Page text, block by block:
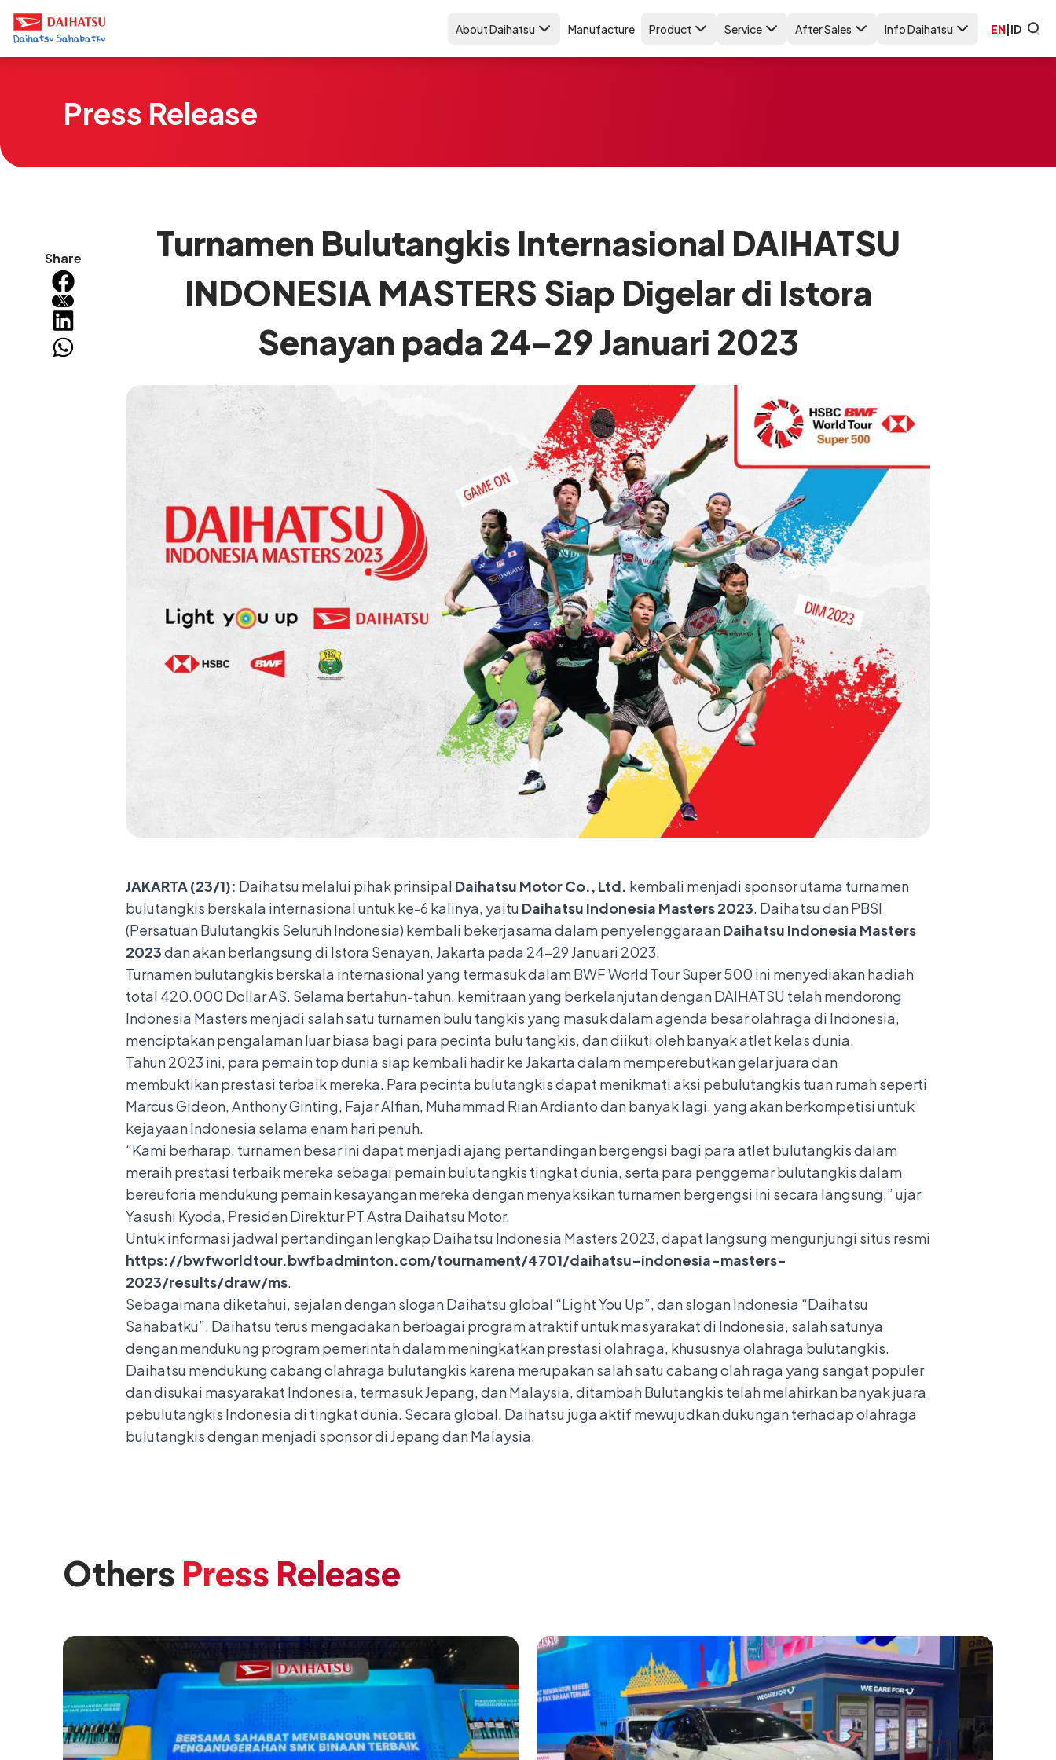
About Daihatsu Manufacture Product Service After Sales Info Daihatsu EN|ID
Press Release
Share
Turnamen Bulutangkis Internasional DAIHATSU
INDONESIA MASTERS Siap Digelar di Istora
Senayan pada 24–29 Januari 2023
JAKARTA (23/1): Daihatsu melalui pihak prinsipal Daihatsu Motor Co., Ltd. kembali menjadi sponsor utama turnamen
bulutangkis berskala internasional untuk ke-6 kalinya, yaitu Daihatsu Indonesia Masters 2023. Daihatsu dan PBSI
(Persatuan Bulutangkis Seluruh Indonesia) kembali bekerjasama dalam penyelenggaraanDaihatsu Indonesia Masters
2023dan akan berlangsung di Istora Senayan, Jakarta pada 24-29 Januari 2023.
Turnamen bulutangkis berskala internasional yang termasuk dalam BWF World Tour Super 500 ini menyediakan hadiah
total 420.000 Dollar AS. Selama bertahun-tahun, kemitraan yang berkelanjutan dengan DAIHATSU telah mendorong
Indonesia Masters menjadi salah satu turnamen bulu tangkis yang masuk dalam agenda besar olahraga di Indonesia,
menciptakan pengalaman luar biasa bagi para pecinta bulu tangkis, dan diikuti oleh banyak atlet kelas dunia.
Tahun 2023 ini, para pemain top dunia siap kembali hadir ke Jakarta dalam memperebutkan gelar juara dan
membuktikan prestasi terbaik mereka. Para pecinta bulutangkis dapat menikmati aksi pebulutangkis tuan rumah seperti
Marcus Gideon, Anthony Ginting, Fajar Alfian, Muhammad Rian Ardianto dan banyak lagi, yang akan berkompetisi untuk
kejayaan Indonesia selama enam hari penuh.
“Kami berharap, turnamen besar ini dapat menjadi ajang pertandingan bergengsi bagi para atlet bulutangkis dalam
meraih prestasi terbaik mereka sebagai pemain bulutangkis tingkat dunia, serta para penggemar bulutangkis dalam
bereuforia mendukung pemain kesayangan mereka dengan menyaksikan turnamen bergengsi ini secara langsung,” ujar
Yasushi Kyoda, Presiden Direktur PT Astra Daihatsu Motor.
Untuk informasi jadwal pertandingan lengkap Daihatsu Indonesia Masters 2023, dapat langsung mengunjungi situs resmi
https://bwfworldtour.bwfbadminton.com/tournament/4701/daihatsu-indonesia-masters-
2023/results/draw/ms.
Sebagaimana diketahui, sejalan dengan slogan Daihatsu global “Light You Up”, dan slogan Indonesia “Daihatsu
Sahabatku”, Daihatsu terus mengadakan berbagai program atraktif untuk masyarakat di Indonesia, salah satunya
dengan mendukung program pemerintah dalam meningkatkan prestasi olahraga, khususnya olahraga bulutangkis.
Daihatsu mendukung cabang olahraga bulutangkis karena merupakan salah satu cabang olah raga yang sangat populer
dan disukai masyarakat Indonesia, termasuk Jepang, dan Malaysia, ditambah Bulutangkis telah melahirkan banyak juara
pebulutangkis Indonesia di tingkat dunia. Secara global, Daihatsu juga aktif mewujudkan dukungan terhadap olahraga
bulutangkis dengan menjadi sponsor di Jepang dan Malaysia.
Others Press Release